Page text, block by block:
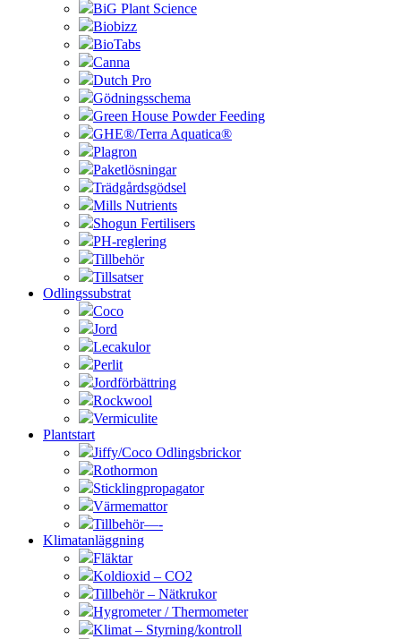
BiG Plant Science
Biobizz
BioTabs
Canna
Dutch Pro
Gödningsschema
Green House Powder Feeding
GHE®/Terra Aquatica®
Plagron
Paketlösningar
Trädgårdsgödsel
Mills Nutrients
Shogun Fertilisers
PH-reglering
Tillbehör
Tillsatser
Odlingssubstrat
Coco
Jord
Lecakulor
Perlit
Jordförbättring
Rockwool
Vermiculite
Plantstart
Jiffy/Coco Odlingsbrickor
Rothormon
Sticklingpropagator
Värmemattor
Tillbehör—-
Klimatanläggning
Fläktar
Koldioxid – CO2
Tillbehör – Nätkrukor
Hygrometer / Thermometer
Klimat – Styrning/kontroll